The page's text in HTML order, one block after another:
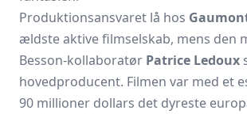
Produktionsansvaret lå hos
ældste aktive filmselskab, mens den
Besson-kollaboratør Patrice Ledoux
hovedproducent. Filmen var med et
90 millioner dollars det dyreste